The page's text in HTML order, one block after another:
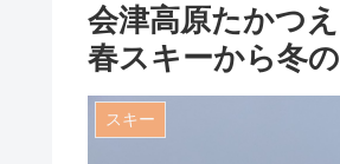
会津高原たかつ
春スキーから冬の
スキー